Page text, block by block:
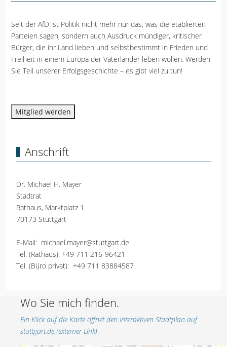
Seit der AfD ist Politik nicht mehr nur das, was die etablierten
Parteien sagen, sondern auch Ausdruck mündiger, kritischer
Bürger, die ihr Land lieben und selbstbestimmt in Frieden und
Freiheit in einem Europa der Vaterländer leben wollen. Werden
Sie Teil unserer Erfolgsgeschichte – es gibt viel zu tun!
Mitglied werden
Anschrift
Dr. Michael H. Mayer
Stadtrat
Rathaus, Marktplatz 1
70173 Stuttgart
E-Mail: michael.mayer@stuttgart.de
Tel. (Rathaus): +49 711 216-96421
Tel. (Büro privat): +49 711 83884587
Wo Sie mich finden.
Ein Klick auf die Karte öffnet den interaktiven Stadtplan auf
stuttgart.de (externer Link)